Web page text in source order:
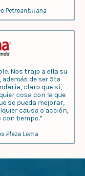
Petroantillana
Nos trajo a ella su
de ser 5ta
claro que sí,
cosa con la que
se pueda mejorar,
causa o acción,
tiempo.”
Plaza Lama